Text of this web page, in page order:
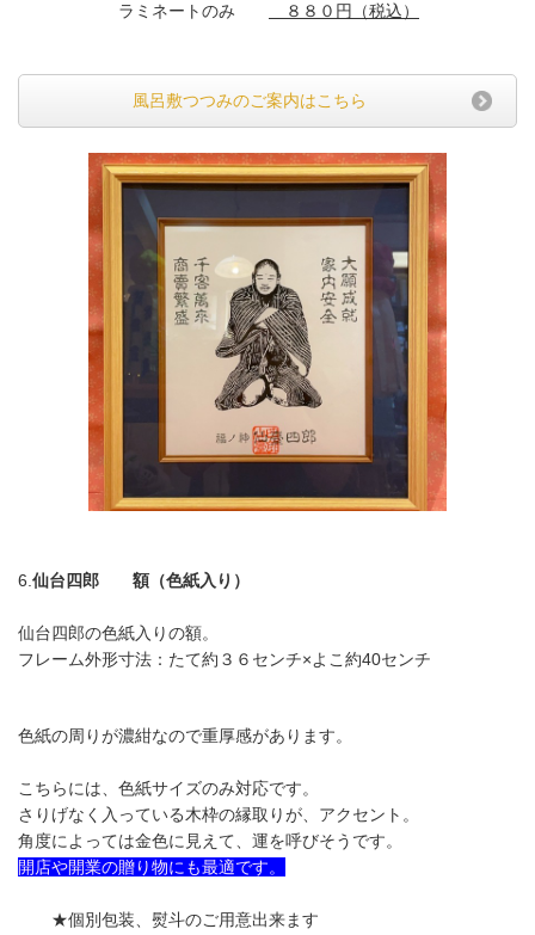
ラミネートのみ ８８０円（税込）
風呂敷つつみのご案内はこちら
6. 仙台四郎 額（色紙入り）
仙台四郎の色紙入りの額。
フレーム外形寸法：たて約３６センチ×よこ約40センチ
色紙の周りが濃紺なので重厚感があります。
こちらには、色紙サイズのみ対応です。
さりげなく入っている木枠の縁取りが、アクセント。
角度によっては金色に見えて、運を呼びそうです。
開店や開業の贈り物にも最適です。
★個別包装、熨斗のご用意出来ます